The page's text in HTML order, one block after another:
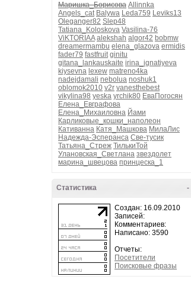
Маришка_Борисова Allinnka
Angels_cat Balywa Leda759 Leviks13
Oleganger82 Slep48
Tatiana_Koloskova Vasilina-76
ViKTORIAA alekshah algor42 bobmw
dreamermambu elena_glazova ermidis
fader79 fastfruit ginitu
gitana_lankauskaite irina_ignatiyeva
kiysevna lexew matreno4ka
nadejdamali nebolua noshuk1
oblomok2010 v2r vanesthebest
vikylina98 yeska yrchik80 ЕваПогосян
Елена_Евграфова
Елена_Михаиловна Йами
Карликовые_кошки_наполеон
Кативанна Катя_Машкова МилаЛис
Надежда-Эсперанса Све-тусик
Татьяна_Стреж ТилькиТой
Улановская_Светлана звездолет
марина_швецова принцеска_1
-
Статистика
Создан: 16.09.2010
Записей:
Комментариев:
Написано: 3590
Отчеты:
Посетители
Поисковые фразы